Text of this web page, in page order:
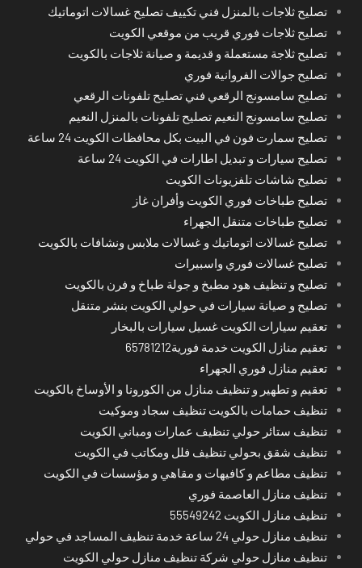
تصليح ثلاجات بالمنزل فني تكييف تصليح غسالات اتوماتيك
تصليح ثلاجات فوري قريب من موقعي الكويت
تصليح ثلاجة مستعملة و قديمة و صيانة ثلاجات بالكويت
تصليح جوالات الفروانية فوري
تصليح سامسونج الرقعي فني تصليح تلفونات الرقعي
تصليح سامسونج النعيم تصليح تلفونات بالمنزل النعيم
تصليح سمارت فون في البيت بكل محافظات الكويت 24 ساعة
تصليح سيارات و تبديل اطارات في الكويت 24 ساعة
تصليح شاشات تلفزيونات الكويت
تصليح طباخات فوري الكويت وأفران غاز
تصليح طباخات متنقل الجهراء
تصليح غسالات اتوماتيك و غسالات ملابس ونشافات بالكويت
تصليح غسالات فوري واسبيرات
تصليح و تنظيف هود مطبخ و جولة طباخ و فرن بالكويت
تصليح و صيانة سيارات في حولي الكويت بنشر متنقل
تعقيم سيارات الكويت غسيل سيارات بالبخار
تعقيم منازل الكويت خدمة فورية65781212
تعقيم منازل فوري الجهراء
تعقيم و تطهير و تنظيف منازل من الكورونا و الأوساخ بالكويت
تنظيف حمامات بالكويت تنظيف سجاد وموكيت
تنظيف ستائر حولي تنظيف عمارات ومباني الكويت
تنظيف شقق بحولي تنظيف فلل ومكاتب في الكويت
تنظيف مطاعم و كافيهات و مقاهي و مؤسسات في الكويت
تنظيف منازل العاصمة فوري
تنظيف منازل الكويت 55549242
تنظيف منازل حولي 24 ساعة خدمة تنظيف المساجد في حولي
تنظيف منازل حولي شركة تنظيف منازل حولي الكويت